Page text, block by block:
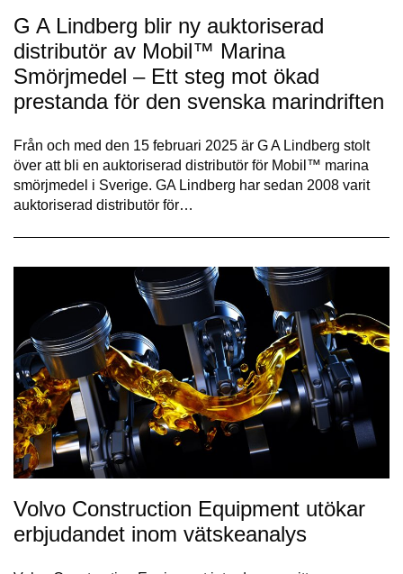
G A Lindberg blir ny auktoriserad
distributör av Mobil™ Marina
Smörjmedel – Ett steg mot ökad
prestanda för den svenska marindriften
Från och med den 15 februari 2025 är G A Lindberg stolt
över att bli en auktoriserad distributör för Mobil™ marina
smörjmedel i Sverige. GA Lindberg har sedan 2008 varit
auktoriserad distributör för…
Volvo Construction Equipment utökar
erbjudandet inom vätskeanalys